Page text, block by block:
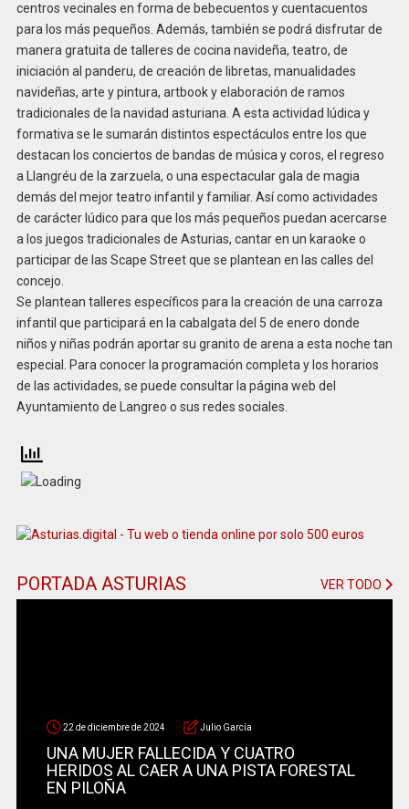
centros vecinales en forma de bebecuentos y cuentacuentos
para los más pequeños. Además, también se podrá disfrutar de
manera gratuita de talleres de cocina navideña, teatro, de
iniciación al panderu, de creación de libretas, manualidades
navideñas, arte y pintura, artbook y elaboración de ramos
tradicionales de la navidad asturiana. A esta actividad lúdica y
formativa se le sumarán distintos espectáculos entre los que
destacan los conciertos de bandas de música y coros, el regreso
a Llangréu de la zarzuela, o una espectacular gala de magia
demás del mejor teatro infantil y familiar. Así como actividades
de carácter lúdico para que los más pequeños puedan acercarse
a los juegos tradicionales de Asturias, cantar en un karaoke o
participar de las Scape Street que se plantean en las calles del
concejo.
Se plantean talleres específicos para la creación de una carroza
infantil que participará en la cabalgata del 5 de enero donde
niños y niñas podrán aportar su granito de arena a esta noche tan
especial. Para conocer la programación completa y los horarios
de las actividades, se puede consultar la página web del
Ayuntamiento de Langreo o sus redes sociales.
PORTADA ASTURIAS VER TODO
22 de diciembre de 2024 Julio García
UNA MUJER FALLECIDA Y CUATRO
HERIDOS AL CAER A UNA PISTA FORESTAL
EN PILOÑA